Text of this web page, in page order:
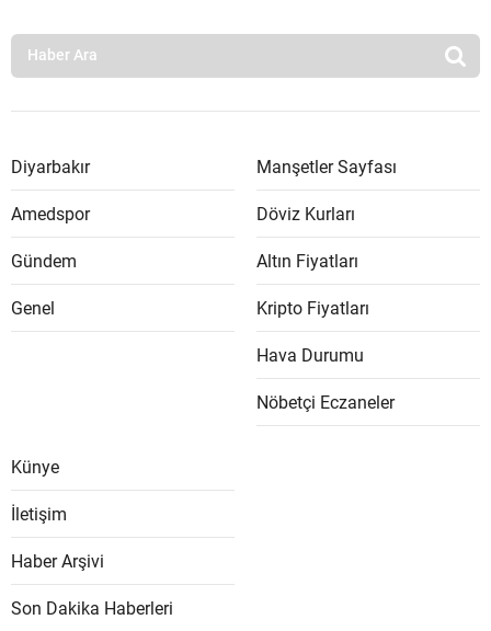
Diyarbakır
Amedspor
Gündem
Genel
Manşetler Sayfası
Döviz Kurları
Altın Fiyatları
Kripto Fiyatları
Hava Durumu
Nöbetçi Eczaneler
Künye
İletişim
Haber Arşivi
Son Dakika Haberleri